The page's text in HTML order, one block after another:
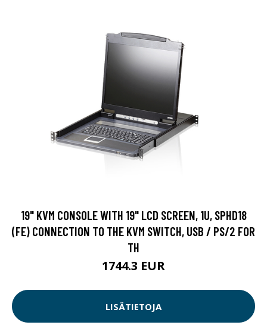
19" KVM CONSOLE WITH 19" LCD SCREEN, 1U, SPHD18
(FE) CONNECTION TO THE KVM SWITCH, USB / PS/2 FOR
TH
1744.3 EUR
LISÄTIETOJA